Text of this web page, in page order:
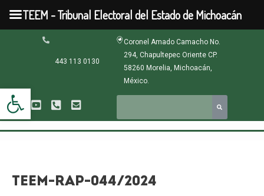
Abrir barra de herramientas
contenido
443 113 0130
Coronel Amado Camacho No.
294, Chapultepec Oriente CP.
58260 Morelia, Michoacán,
México.
TEEM-RAP-044/2024
TEEM - Tribunal Electoral del Estado de Michoacán